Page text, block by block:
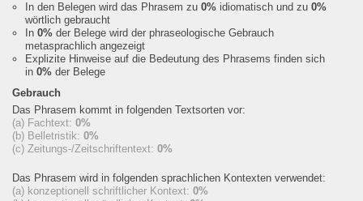
In den Belegen wird das Phrasem zu 0% idiomatisch und zu 0%
wörtlich gebraucht
In 0% der Belege wird der phraseologische Gebrauch
metasprachlich angezeigt
Explizite Hinweise auf die Bedeutung des Phrasems finden sich
in 0% der Belege
Gebrauch
Das Phrasem kommt in folgenden Textsorten vor:
(a) Fachtext: 0%
(b) Belletristik: 0%
(c) Zeitungs-/Zeitschriftentext: 0%
Das Phrasem wird in folgenden sprachlichen Kontexten verwendet:
(a) konzeptionell schriftlicher Kontext: 0%